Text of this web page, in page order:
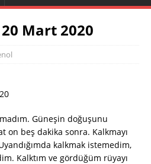
Mart 2020
Güneşin doğuşunu
on beş dakika sonra. Kalkmayı
kalkmak istemedim,
Kalktım ve gördüğüm rüyayı